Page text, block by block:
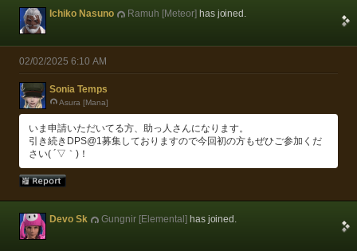
Ichiko Nasuno Ramuh [Meteor]has joined.
02/02/2025 6:10 AM
Sonia Temps
Asura [Mana]
いま申請いただいてる方、助っ人さんになります。
引き続きDPS@1募集しておりますので今回初の方もぜひご参加くだ
さい( ´▽｀)！
Devo Sk Gungnir [Elemental] has joined.